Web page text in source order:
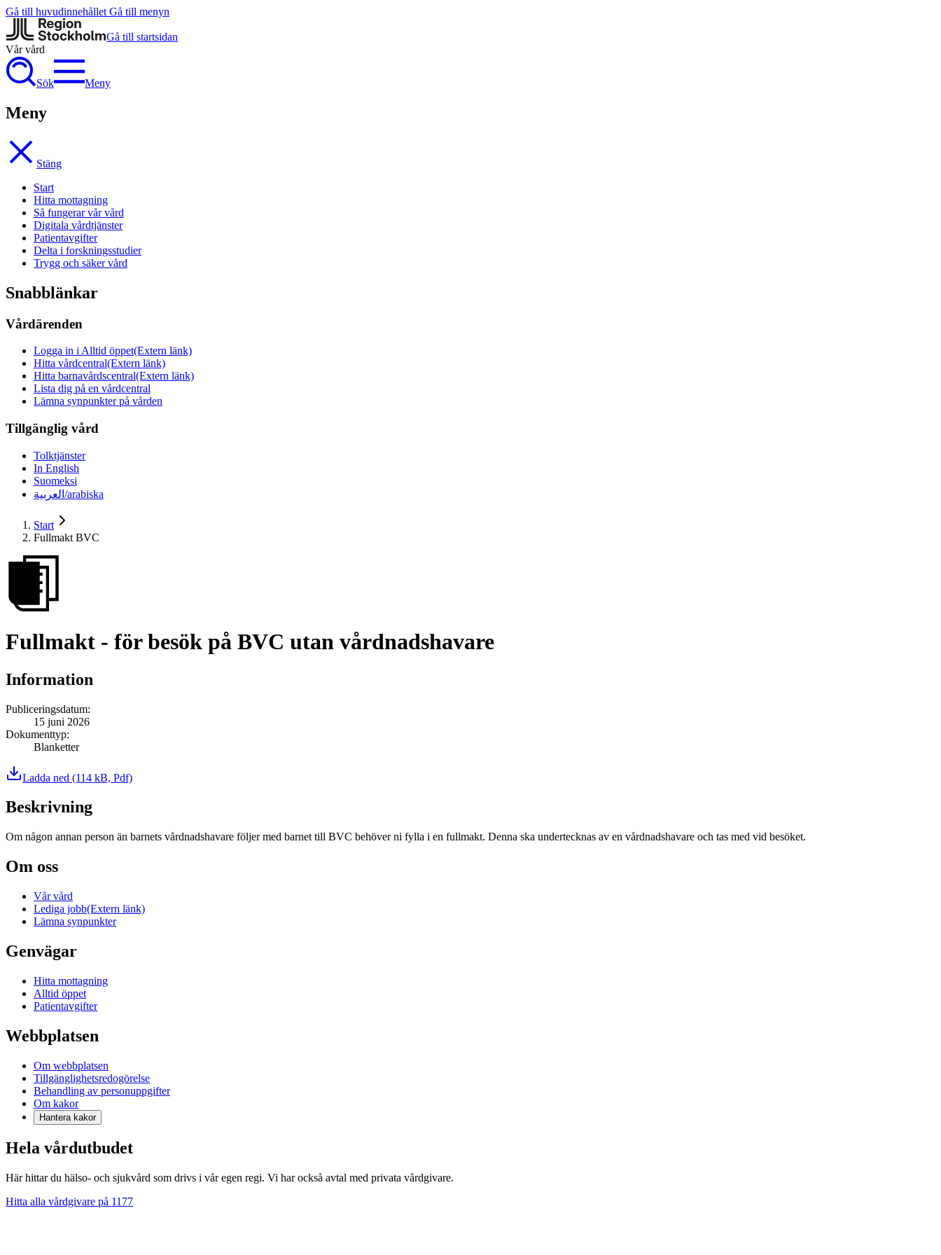
Gå till huvudinnehållet Gå till menyn
Gå till startsidan
Vår vård
Sök Meny
Meny
Stäng
Start
Hitta mottagning
Så fungerar vår vård
Digitala vårdtjänster
Patientavgifter
Delta i forskningsstudier
Trygg och säker vård
Snabblänkar
Vårdärenden
Logga in i Alltid öppet(Extern länk)
Hitta vårdcentral(Extern länk)
Hitta barnavårdscentral(Extern länk)
Lista dig på en vårdcentral
Lämna synpunkter på vården
Tillgänglig vård
Tolktjänster
In English
Suomeksi
العربية/arabiska
Start
Fullmakt BVC
Fullmakt - för besök på BVC utan vårdnadshavare
Information
Publiceringsdatum:
15 juni 2026
Dokumenttyp:
Blanketter
Ladda ned (114 kB, Pdf)
Beskrivning
Om någon annan person än barnets vårdnadshavare följer med barnet till BVC behöver ni fylla i en fullmakt. Denna ska undertecknas av en vårdnadshavare och tas med vid besöket.
Om oss
Vår vård
Lediga jobb(Extern länk)
Lämna synpunkter
Genvägar
Hitta mottagning
Alltid öppet
Patientavgifter
Webbplatsen
Om webbplatsen
Tillgänglighetsredogörelse
Behandling av personuppgifter
Om kakor
Hantera kakor
Hela vårdutbudet
Här hittar du hälso- och sjukvård som drivs i vår egen regi. Vi har också avtal med privata vårdgivare.
Hitta alla vårdgivare på 1177